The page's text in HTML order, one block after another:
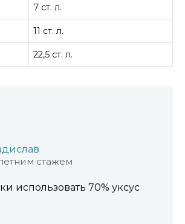
7 ст. л.
11 ст. л.
22,5 ст. л.
стажем
использовать 70% уксус